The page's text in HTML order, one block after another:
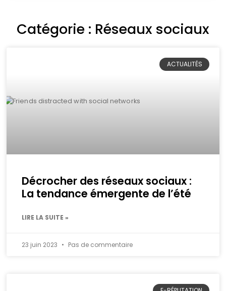
Catégorie : Réseaux sociaux
ACTUALITÉS
Décrocher des réseaux sociaux :
La tendance émergente de l’été
LIRE LA SUITE »
23 juin 2023 Pas de commentaire